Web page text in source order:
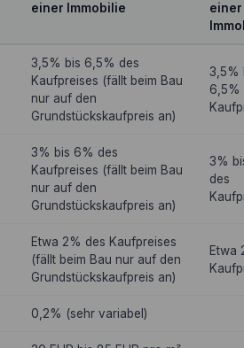
einer Immobilie
einer
3,5% bis 6,5% des
Kaufpreises (fällt beim Bau
nur auf den
Grundstückskaufpreis an)
3,5%
6,5%
3% bis 6% des
Kaufpreises (fällt beim Bau
nur auf den
Grundstückskaufpreis an)
3%
des
Etwa 2% des Kaufpreises
(fällt beim Bau nur auf den
Grundstückskaufpreis an)
Etwa
0,2% (sehr variabel)